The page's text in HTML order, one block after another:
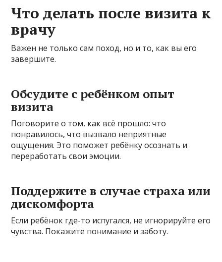
Что делать после визита к
врачу
Важен не только сам поход, но и то, как вы его
завершите.
Обсудите с ребёнком опыт
визита
Поговорите о том, как всё прошло: что
понравилось, что вызвало неприятные
ощущения. Это поможет ребёнку осознать и
переработать свои эмоции.
Поддержите в случае страха или
дискомфорта
Если ребёнок где-то испугался, не игнорируйте его
чувства. Покажите понимание и заботу.